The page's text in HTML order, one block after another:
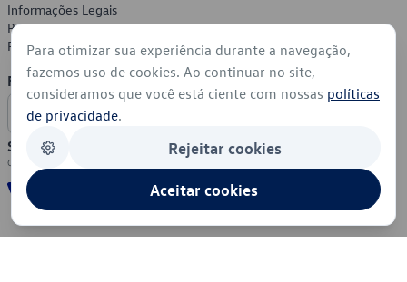
Informações Legais
Política de Privacidade
Política de Cookies
Formas de Pagamento
Segurança
Para otimizar sua experiência durante a navegação,
fazemos uso de cookies. Ao continuar no site,
consideramos que você está ciente com nossas políticas
de privacidade.
Rejeitar cookies
Aceitar cookies